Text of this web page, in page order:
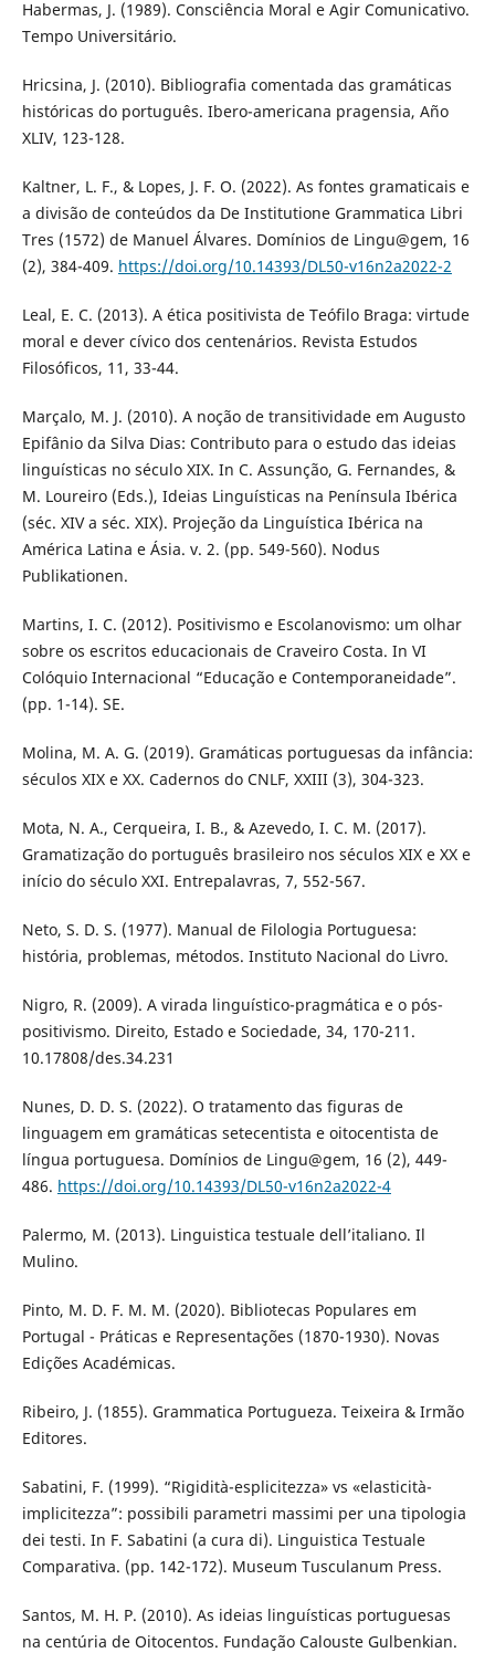
Habermas, J. (1989). Consciência Moral e Agir Comunicativo.
Tempo Universitário.
Hricsina, J. (2010). Bibliografia comentada das gramáticas
históricas do português. Ibero-americana pragensia, Año
XLIV, 123-128.
Kaltner, L. F., & Lopes, J. F. O. (2022). As fontes gramaticais e
a divisão de conteúdos da De Institutione Grammatica Libri
Tres (1572) de Manuel Álvares. Domínios de Lingu@gem, 16
(2), 384-409. https://doi.org/10.14393/DL50-v16n2a2022-2
Leal, E. C. (2013). A ética positivista de Teófilo Braga: virtude
moral e dever cívico dos centenários. Revista Estudos
Filosóficos, 11, 33-44.
Marçalo, M. J. (2010). A noção de transitividade em Augusto
Epifânio da Silva Dias: Contributo para o estudo das ideias
linguísticas no século XIX. In C. Assunção, G. Fernandes, &
M. Loureiro (Eds.), Ideias Linguísticas na Península Ibérica
(séc. XIV a séc. XIX). Projeção da Linguística Ibérica na
América Latina e Ásia. v. 2. (pp. 549-560). Nodus
Publikationen.
Martins, I. C. (2012). Positivismo e Escolanovismo: um olhar
sobre os escritos educacionais de Craveiro Costa. In VI
Colóquio Internacional “Educação e Contemporaneidade”.
(pp. 1-14). SE.
Molina, M. A. G. (2019). Gramáticas portuguesas da infância:
séculos XIX e XX. Cadernos do CNLF, XXIII (3), 304-323.
Mota, N. A., Cerqueira, I. B., & Azevedo, I. C. M. (2017).
Gramatização do português brasileiro nos séculos XIX e XX e
início do século XXI. Entrepalavras, 7, 552-567.
Neto, S. D. S. (1977). Manual de Filologia Portuguesa:
história, problemas, métodos. Instituto Nacional do Livro.
Nigro, R. (2009). A virada linguístico-pragmática e o pós-
positivismo. Direito, Estado e Sociedade, 34, 170-211.
10.17808/des.34.231
Nunes, D. D. S. (2022). O tratamento das figuras de
linguagem em gramáticas setecentista e oitocentista de
língua portuguesa. Domínios de Lingu@gem, 16 (2), 449-
486. https://doi.org/10.14393/DL50-v16n2a2022-4
Palermo, M. (2013). Linguistica testuale dell’italiano. Il
Mulino.
Pinto, M. D. F. M. M. (2020). Bibliotecas Populares em
Portugal - Práticas e Representações (1870-1930). Novas
Edições Académicas.
Ribeiro, J. (1855). Grammatica Portugueza. Teixeira & Irmão
Editores.
Sabatini, F. (1999). “Rigidità-esplicitezza» vs «elasticità-
implicitezza”: possibili parametri massimi per una tipologia
dei testi. In F. Sabatini (a cura di). Linguistica Testuale
Comparativa. (pp. 142-172). Museum Tusculanum Press.
Santos, M. H. P. (2010). As ideias linguísticas portuguesas
na centúria de Oitocentos. Fundação Calouste Gulbenkian.